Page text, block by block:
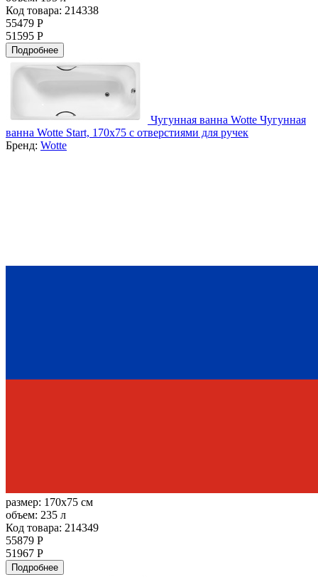
Код товара: 214338
55479 Р
51595 Р
Подробнее
Чугунная ванна Wotte Чугунная
ванна Wotte Start, 170х75 с отверстиями для ручек
Бренд: Wotte
размер: 170x75 см
объем: 235 л
Код товара: 214349
55879 Р
51967 Р
Подробнее